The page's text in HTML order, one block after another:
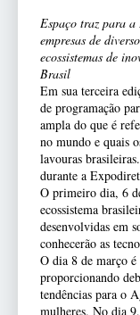
Espaço traz para
empresas de
ecossistemas de
Brasil
Em sua terceira
de programação
ampla do que é
no mundo e quais
lavouras
durante a
O primeiro dia, 6
ecossistema
desenvolvidas em
conhecerão as
O dia 8 de março
proporcionando
tendências para o
mulheres. No dia